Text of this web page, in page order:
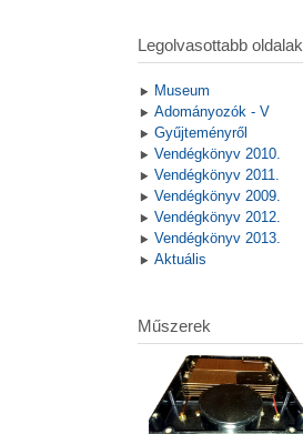
Legolvasottabb oldalak
Museum
Adományozók - V
Gyűjteményről
Vendégkönyv 2010.
Vendégkönyv 2011.
Vendégkönyv 2009.
Vendégkönyv 2012.
Vendégkönyv 2013.
Aktuális
Műszerek